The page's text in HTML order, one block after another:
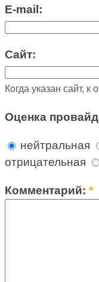
E-mail:
Сайт:
Когда указан сайт,
Оценка
нейтральная
отрицательная
Комментарий:*